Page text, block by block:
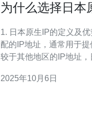
为什么选择日本
1. 日本原生IP的定义及
配的IP地址，通常用于
较于其他地区的IP地址
原生IP访问全球各地的速
2025年10月6日